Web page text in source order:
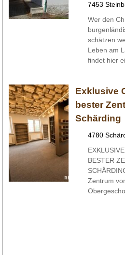
7453
Wer den
schätzen
Leben am
findet hier
Exklusive
bester
Schärding
4780
BESTER
Zentrum